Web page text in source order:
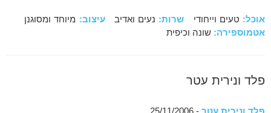
אוכל: טעים וייחודי שרות: נעים ואדיבעיצוב: מיוחד ומסוגנן
אטמוספירה: שונה וכיפית
פלד ונירית עטר
פלד ונירית עטר - 25/11/2006